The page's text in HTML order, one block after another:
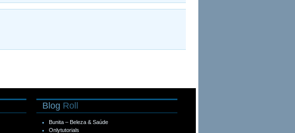
Blog Roll
Bunita – Beleza & Saúde
Onlytutorials